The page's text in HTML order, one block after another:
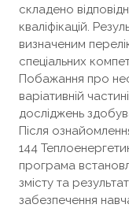
складено
кваліфікацій.
визначеним
спеціальних
Побажання про
варіативній
досліджень
Після
144
програма
змісту та
забезпечення